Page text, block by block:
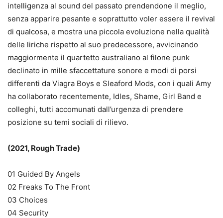
intelligenza al sound del passato prendendone il meglio,
senza apparire pesante e soprattutto voler essere il revival
di qualcosa, e mostra una piccola evoluzione nella qualità
delle liriche rispetto al suo predecessore, avvicinando
maggiormente il quartetto australiano al filone punk
declinato in mille sfaccettature sonore e modi di porsi
differenti da Viagra Boys e Sleaford Mods, con i quali Amy
ha collaborato recentemente, Idles, Shame, Girl Band e
colleghi, tutti accomunati dall’urgenza di prendere
posizione su temi sociali di rilievo.
(2021, Rough Trade)
01 Guided By Angels
02 Freaks To The Front
03 Choices
04 Security